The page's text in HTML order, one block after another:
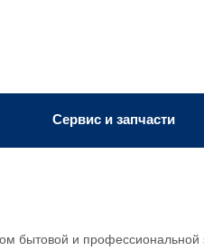
Сервис и запчасти
бытовой и профессиональной